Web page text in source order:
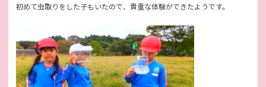
初めて虫取りをした子もいたので、貴重な体験ができたようです。